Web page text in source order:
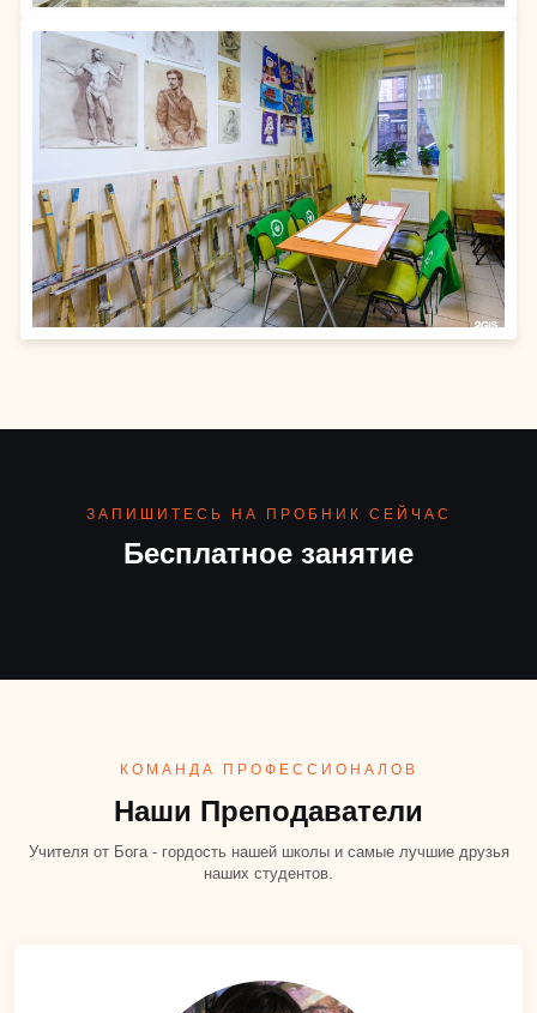
Бесплатное занятие
ЗАПИШИТЕСЬ НА ПРОБНИК СЕЙЧАС
КОМАНДА ПРОФЕССИОНАЛОВ
Наши Преподаватели
Учителя от Бога - гордость нашей школы и самые лучшие друзья
наших студентов.